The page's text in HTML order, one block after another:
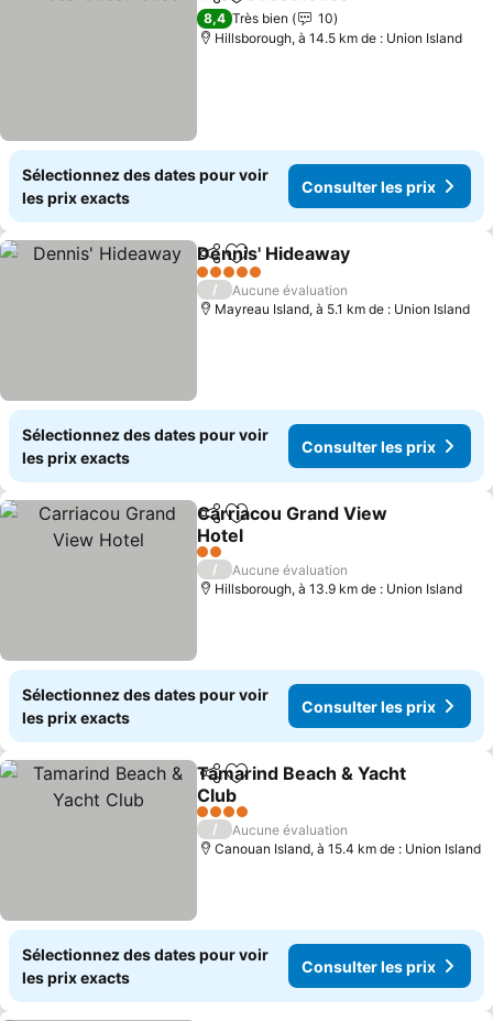
Ajouter à mes favoris
8,4 Très bien
10
Hillsborough, à 14.5 km de : Union Island
Sélectionnez des dates pour voir
les prix exacts
Consulter les prix
PartagerAjouter à mes favoris
Dennis' Hideaway
5 Étoiles
/
Aucune évaluation
Mayreau Island, à 5.1 km de : Union Island
Sélectionnez des dates pour voir
les prix exacts
Consulter les prix
PartagerAjouter à mes favoris
Carriacou Grand View
Hotel
Consulter les prix
2 Étoiles
/
Aucune évaluation
Hillsborough, à 13.9 km de : Union Island
Sélectionnez des dates pour voir
les prix exacts
Consulter les prix
PartagerAjouter à mes favoris
Tamarind Beach & Yacht
Club
Consulter les prix
4 Étoiles
/
Aucune évaluation
Canouan Island, à 15.4 km de : Union Island
Sélectionnez des dates pour voir
les prix exacts
Consulter les prix